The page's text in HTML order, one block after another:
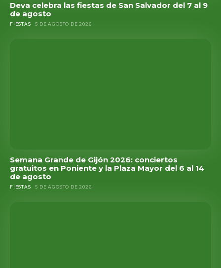
Deva celebra las fiestas de San Salvador del 7 al 9
de agosto
FIESTAS 5 DE AGOSTO DE 2026
Semana Grande de Gijón 2026: conciertos
gratuitos en Poniente y la Plaza Mayor del 6 al 14
de agosto
FIESTAS 5 DE AGOSTO DE 2026